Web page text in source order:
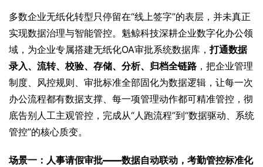
多数企业无纸化转型只停留在“线上签字”的表层，并未真正
实现数据治理与智能管控。魁鲸科技深耕企业数字化办公领
域，为企业专属搭建无纸化OA审批系统数据库，打通数据
录入、流转、校验、存储、分析、归档全链路 ，把企业管理
制度、风控规则、审批标准全部固化为数据逻辑，让每一次
办公流程都有数据支撑、每一项管理动作都可精准管控，彻
底告别人工主观管控，完成从“人跑流程”到“数据驱动、系统
管控”的核心质变。
场景一：人事请假审批——数据自动联动，考勤管控标准化